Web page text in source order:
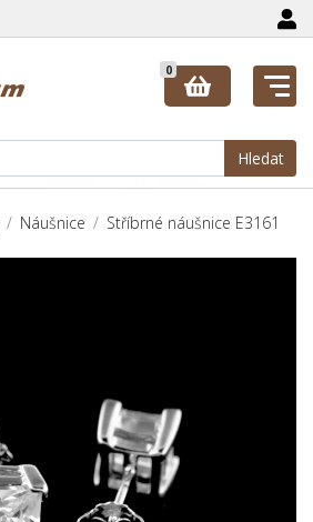
Hledat
0
Náušnice Stříbrné náušnice E3161